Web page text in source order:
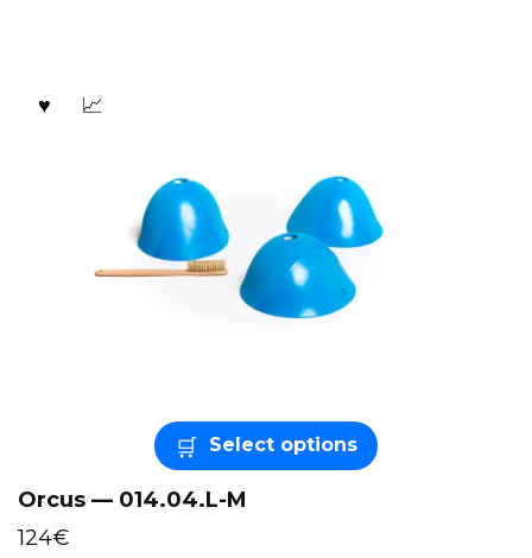
Select options
Orcus — 014.04.L-M
124€